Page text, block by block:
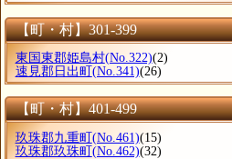
【町・村】301-399
東国東郡姫島村(No.322)(2)
速見郡日出町 (No.341)(26)
【町・村】401-499
玖珠郡九重町 (No.461)(15)
玖珠郡玖珠町 (No.462)(32)